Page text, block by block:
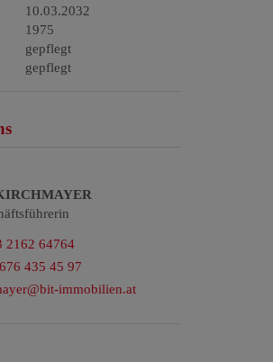
10.03.2032
1975
gepflegt
gepflegt
2162 64764
435 45 97
immobilien.at